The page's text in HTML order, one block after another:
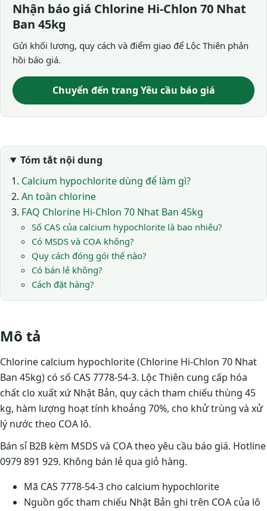
Tóm tắt nội dung
Calcium hypochlorite dùng để làm gì?
An toàn chlorine
FAQ Chlorine Hi-Chlon 70 Nhat Ban 45kg
Số CAS của calcium hypochlorite là bao nhiêu?
Có MSDS và COA không?
Quy cách đóng gói thế nào?
Có bán lẻ không?
Cách đặt hàng?
Mô tả
Chlorine calcium hypochlorite (Chlorine Hi-Chlon 70 Nhat
Ban 45kg) có số CAS 7778-54-3. Lộc Thiên cung cấp hóa
chất clo xuất xứ Nhật Bản, quy cách tham chiếu thùng 45
kg, hàm lượng hoạt tính khoảng 70%, cho khử trùng và xử
lý nước theo COA lô.
Bán sỉ B2B kèm MSDS và COA theo yêu cầu báo giá. Hotline
0979 891 929. Không bán lẻ qua giỏ hàng.
Mã CAS 7778-54-3 cho calcium hypochlorite
Nguồn gốc tham chiếu Nhật Bản ghi trên COA của lô
Nhận báo giá Chlorine Hi-Chlon 70 Nhat
Ban 45kg
Gửi khối lượng, quy cách và điểm giao để Lộc Thiên phản
hồi báo giá.
Chuyển đến trang Yêu cầu báo giá